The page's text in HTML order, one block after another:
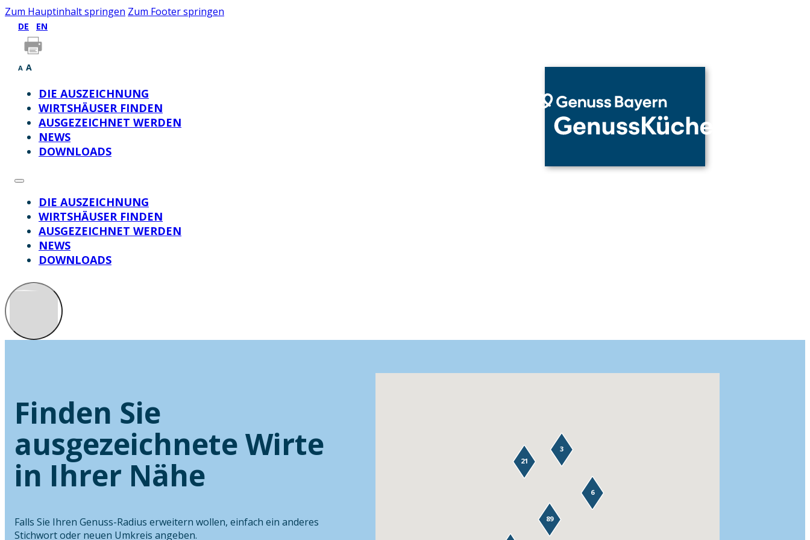
Zum Hauptinhalt springen Zum Footer springen
DE EN
A A
DIE AUSZEICHNUNG
WIRTSHÄUSER FINDEN
AUSGEZEICHNET WERDEN
NEWS
DOWNLOADS
DIE AUSZEICHNUNG
WIRTSHÄUSER FINDEN
AUSGEZEICHNET WERDEN
NEWS
DOWNLOADS
Finden Sie
ausgezeichnete Wirte
in Ihrer Nähe
Falls Sie Ihren Genuss-Radius erweitern wollen, einfach ein anderes
Stichwort oder neuen Umkreis angeben.
89
6
21
3